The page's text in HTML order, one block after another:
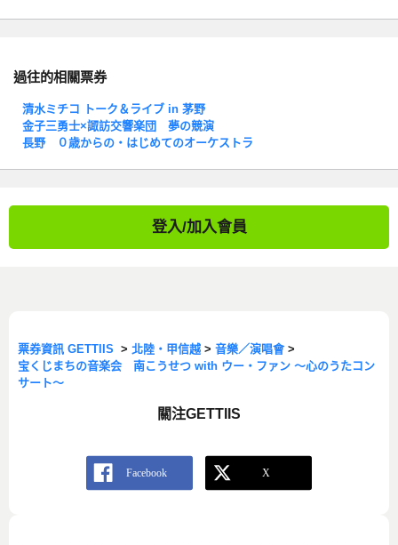
過往的相關票券
清水ミチコ トーク＆ライブ in 茅野
金子三勇士×諏訪交響楽団 夢の競演
長野 ０歳からの・はじめてのオーケストラ
登入/加入會員
票券資訊 GETTIIS > 北陸・甲信越 > 音樂／演唱會>
宝くじまちの音楽会 南こうせつ with ウー・ファン ～心のうたコン
サート～
關注GETTIIS